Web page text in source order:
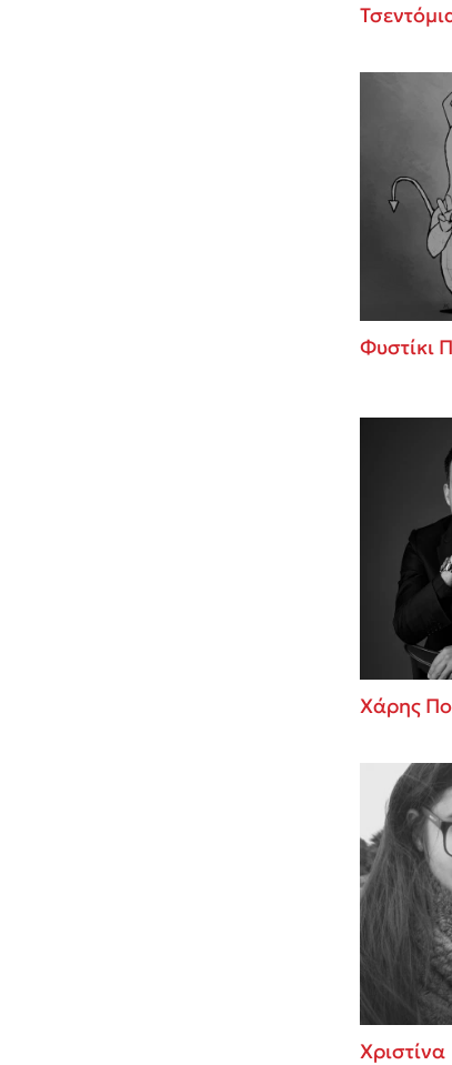
Φυστίκι
Χάρης
Χριστίνα